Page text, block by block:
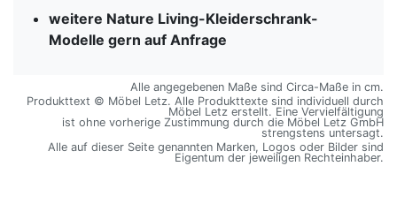
weitere Nature Living-Kleiderschrank-
Modelle gern auf Anfrage
Alle angegebenen Maße sind Circa-Maße in cm.
Produkttext © Möbel Letz. Alle Produkttexte sind individuell durch
Möbel Letz erstellt. Eine Vervielfältigung
ist ohne vorherige Zustimmung durch die Möbel Letz GmbH
strengstens untersagt.
Alle auf dieser Seite genannten Marken, Logos oder Bilder sind
Eigentum der jeweiligen Rechteinhaber.